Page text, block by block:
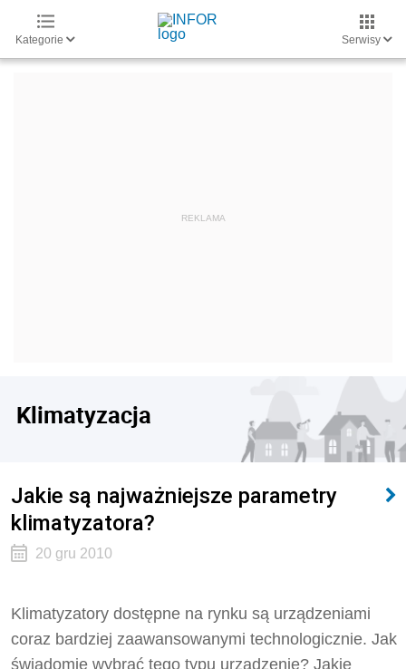
Kategorie Serwisy
Klimatyzacja
Jakie są najważniejsze parametry
klimatyzatora?
20 gru 2010
Klimatyzatory dostępne na rynku są urządzeniami
coraz bardziej zaawansowanymi technologicznie. Jak
świadomie wybrać tego typu urządzenie? Jakie